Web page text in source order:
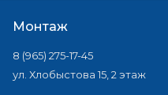
Монтаж
8 (965) 275-17-45
ул. Хлобыстова 15, 2 этаж